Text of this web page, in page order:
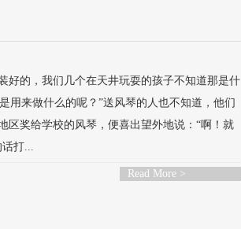
好的，我们几个在天井玩耍的孩子不知道那是什
用来做什么的呢？”送风琴的人也不知道，他们
区奖给学校的风琴，便喜出望外地说：“啊！就
打...
Read More >